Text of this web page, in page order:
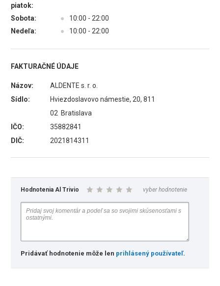
piatok:
Sobota: ●
10:00 - 22:00
Nedeľa:
● 10:00 - 22:00
FAKTURAČNÉ ÚDAJE
Názov:
ALDENTE s. r. o.
Sídlo:
Hviezdoslavovo námestie, 20, 811
02 Bratislava
IČO:
35882841
DIČ:
2021814311
Hodnotenia Al Trivio vyber hodnotenie
Pridávať hodnotenie môže len prihlásený používateľ.